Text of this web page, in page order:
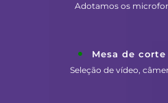
Adotamos os
Mesa de
Seleção de vídeo,